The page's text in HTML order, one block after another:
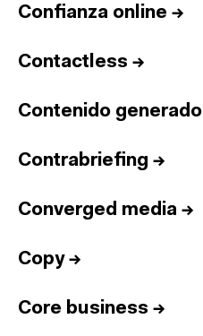
Confianza online →
Contactless →
Contenido
Contrabriefing →
Converged media →
Copy→
Core business →